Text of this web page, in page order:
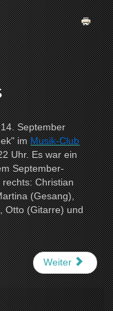
September
imMusik-Club
Uhr. Es war ein
September-
rechts: Christian
(Gesang),
Otto (Gitarre) und
Weiter